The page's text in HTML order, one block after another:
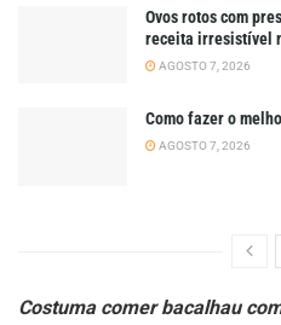
Ovos rotos com
receita irresistível
AGOSTO 7, 2026
Como fazer o
AGOSTO 7, 2026
Costuma comer bacalhau